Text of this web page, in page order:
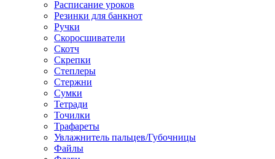
Расписание уроков
Резинки для банкнот
Ручки
Скоросшиватели
Скотч
Скрепки
Степлеры
Стержни
Сумки
Тетради
Точилки
Трафареты
Увлажнитель пальцев/Губочницы
Файлы